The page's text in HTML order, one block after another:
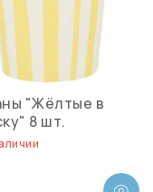
"Жёлтые в
8 шт.